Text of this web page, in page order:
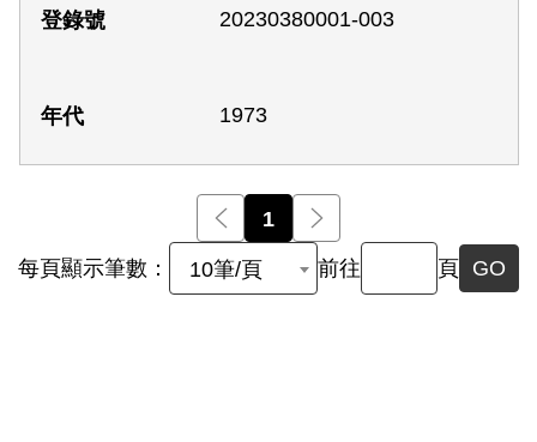
20230380001-003
1973
前一頁
1
每頁顯示筆數： 10筆/頁 前往 頁 GO